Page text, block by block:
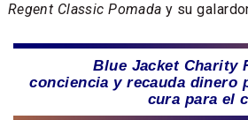
Regent Classic Pomada y su
Blue Jacket Charity
conciencia y recauda dinero
cura para el